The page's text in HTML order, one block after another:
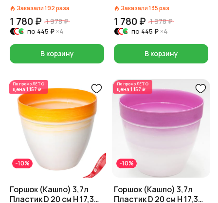
Заказали192раза
1 780 ₽ 1 978 ₽
по 445 ₽ ×4
В корзину
Заказали135раз
1 780 ₽ 1 978 ₽
по 445 ₽ ×4
В корзину
По промоЛЕТО
цена 1 157 ₽
-10%
Горшок (Кашпо) 3,7л
Пластик D 20 см H 17,3
По промоЛЕТО
цена 1 157 ₽
-10%
Горшок (Кашпо) 3,7л
Пластик D 20 см H 17,3